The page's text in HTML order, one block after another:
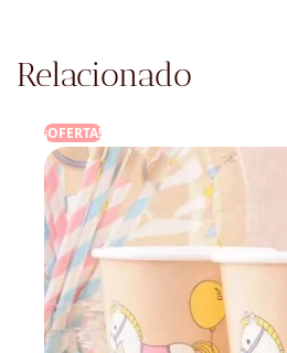
Relacionado
¡OFERTA!